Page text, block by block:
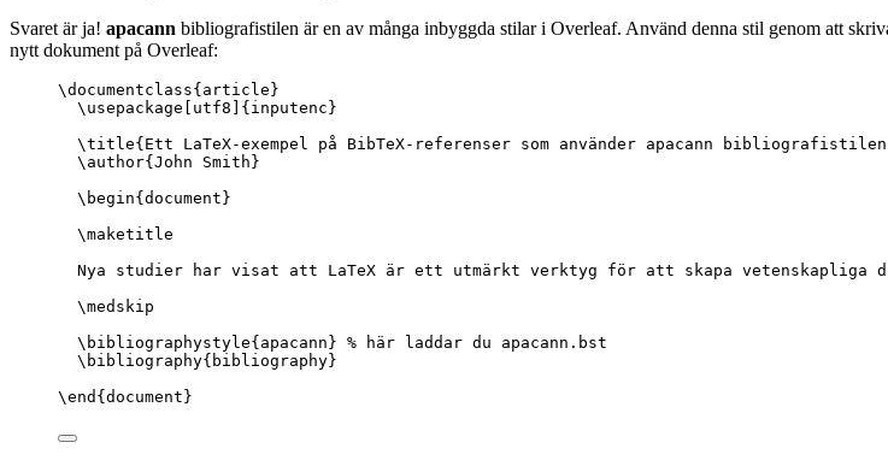
Svaret är ja! apacann bibliografistilen är en av många inbyggda stilar i Overleaf. Använd denna stil genom att
nytt dokument på Overleaf:
\documentclass{ article }
\usepackage
utf8 ]{ inputenc }
\title{Ett LaTeX-exempel på BibTeX-referenser som använder apacann
\author{John Smith}
\begin{ document }
\maketitle
Nya studier har visat att LaTeX är ett utmärkt verktyg för att skapa vetenskapliga
\medskip
\bibliographystyle{apacann} % här laddar du apacann.bst
\bibliography{bibliography}
\end { document }